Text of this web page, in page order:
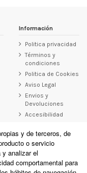
Información
Politica privacidad
Términos y
condiciones
Politica de Cookies
Aviso Legal
Envios y
Devoluciones
Accesibilidad
y de terceros, de
o servicio
y analizar el
comportamental para